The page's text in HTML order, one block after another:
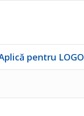
pentru LOGO